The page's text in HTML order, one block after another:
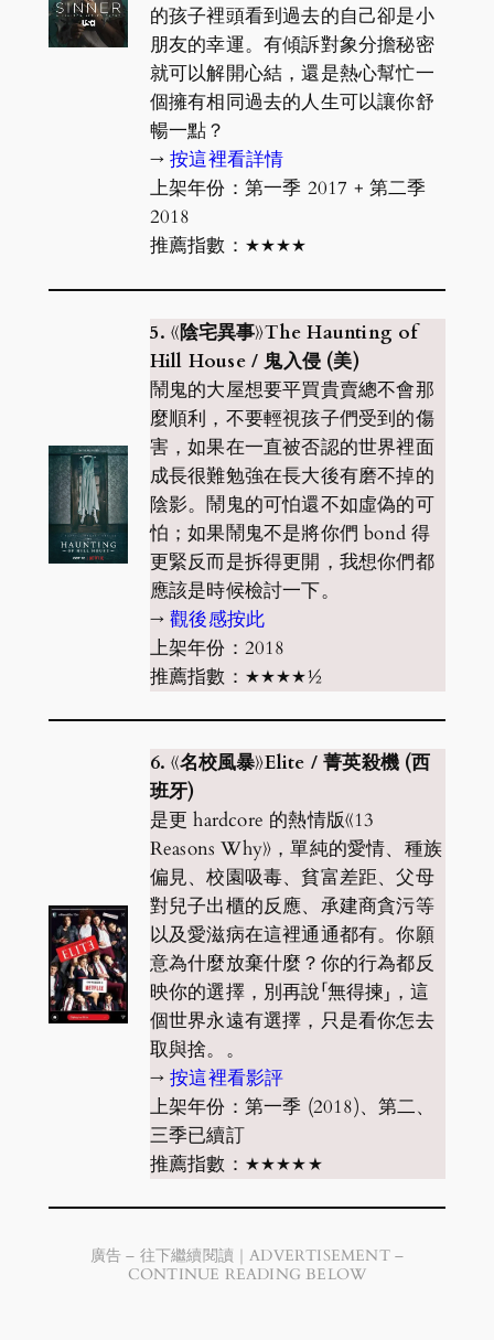
的孩子裡頭看到過去的自己卻是小
朋友的幸運。有傾訴對象分擔秘密
就可以解開心結，還是熱心幫忙一
個擁有相同過去的人生可以讓你舒
暢一點？
→按這裡看詳情
上架年份：第一季 2017 + 第二季
2018
推薦指數：★★★★
5. 《陰宅異事》The Haunting of
Hill House / 鬼入侵 (美)
鬧鬼的大屋想要平買貴賣總不會那
麼順利，不要輕視孩子們受到的傷
害，如果在一直被否認的世界裡面
成長很難勉強在長大後有磨不掉的
陰影。鬧鬼的可怕還不如虛偽的可
怕；如果鬧鬼不是將你們 bond 得
更緊反而是拆得更開，我想你們都
應該是時候檢討一下。
→觀後感按此
上架年份：2018
推薦指數：★★★★½
6. 《名校風暴》Elite / 菁英殺機 (西
班牙)
是更 hardcore 的熱情版《13
Reasons Why》，單純的愛情、種族
偏見、校園吸毒、貧富差距、父母
對兒子出櫃的反應、承建商貪污等
以及愛滋病在這裡通通都有。你願
意為什麼放棄什麼？你的行為都反
映你的選擇，別再說「無得揀」，這
個世界永遠有選擇，只是看你怎去
取與捨。。
→按這裡看影評
上架年份：第一季 (2018)、第二、
三季已續訂
推薦指數：★★★★★
廣告 – 往下繼續閱讀｜ADVERTISEMENT –
CONTINUE READING BELOW